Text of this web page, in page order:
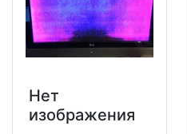
Нет
изображения